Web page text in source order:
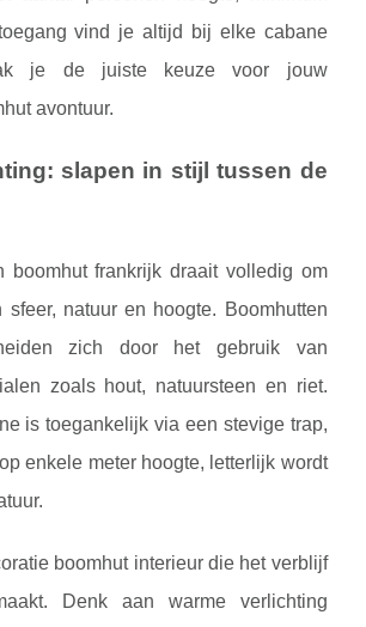
vind je altijd bij elke cabane
je de juiste keuze voor jouw
avontuur.
slapen in stijl tussen de
boomhut frankrijk draait volledig om
natuur en hoogte. Boomhutten
zich door het gebruik van
zoals hout, natuursteen en riet.
is toegankelijk via een stevige trap,
enkele meter hoogte, letterlijk wordt
boomhut interieur die het verblijf
Denk aan warme verlichting